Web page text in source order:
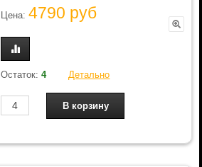
Цена:4790 руб
Остаток:4 Детально